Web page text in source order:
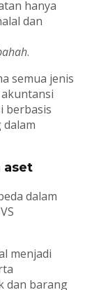
hanya
dan
.
semua jenis
berbasis
aset
dalam
menjadi
dan barang